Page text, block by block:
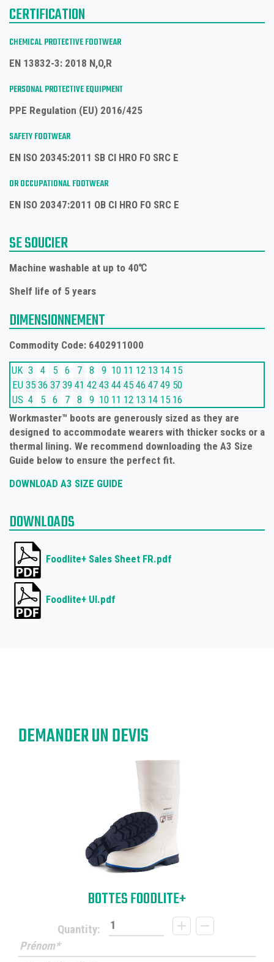
CERTIFICATION
CHEMICAL PROTECTIVE FOOTWEAR
EN 13832-3: 2018 N,O,R
PERSONAL PROTECTIVE EQUIPMENT
PPE Regulation (EU) 2016/425
SAFETY FOOTWEAR
EN ISO 20345:2011 SB CI HRO FO SRC E
OROCCUPATIONAL FOOTWEAR
EN ISO 20347:2011 OB CI HRO FO SRC E
SE SOUCIER
Machine washable at up to 40℃
Shelf life of 5 years
DIMENSIONNEMENT
Commodity Code: 6402911000
UK 3 4 5 6 7 8 9 10 11 12 13 14 15
EU 35 36 37 39 41 42 43 44 45 46 47 49 50
US 4 5 6 7 8 9 10 11 12 13 14 15 16
Workmaster™ boots are generously sized as they are
designed to accommodate wearers with thicker socks or a
thermal lining. We recommend downloading the A3 Size
Guide below to ensure the perfect fit.
DOWNLOAD A3 SIZE GUIDE
DOWNLOADS
Foodlite+ Sales Sheet FR.pdf
Foodlite+ UI.pdf
DEMANDER UN DEVIS
BOTTES FOODLITE+
Quantity: